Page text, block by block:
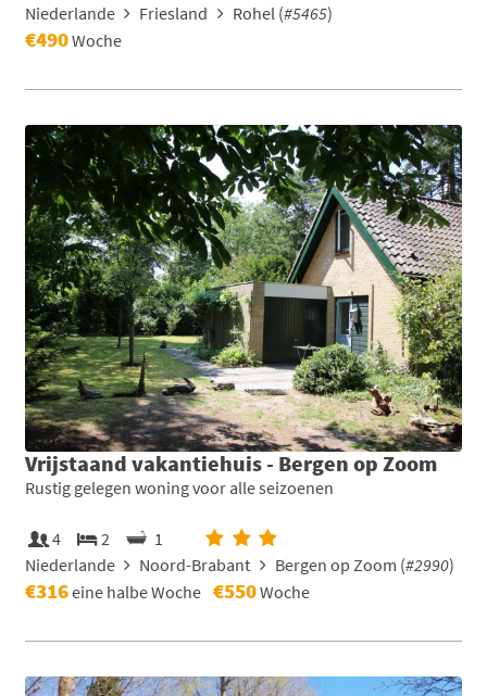
Niederlande
Friesland Rohel (#5465)
€490Woche
Vrijstaand vakantiehuis - Bergen op Zoom
Rustig gelegen woning voor alle seizoenen
4 2
1
Niederlande
Noord-Brabant Bergen op Zoom (#2990)
€316eine halbe Woche €550Woche